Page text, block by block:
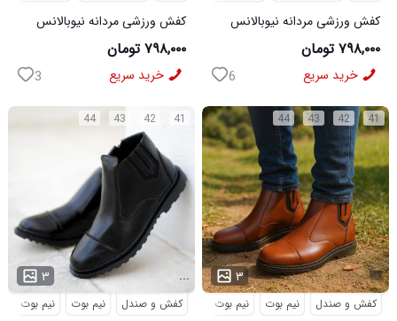
کفش ورزشی مردانه نیوبالانس
مدل NB مشکی
۷۹۸,۰۰۰ تومان
خرید سریع 3
کفش ورزشی مردانه نیوبالانس
مدل NB سفید
۷۹۸,۰۰۰ تومان
خرید سریع 6
41
42
43
44
۳ ...
کفش و صندل نیم بوت نیم بوت
41
42
43
44
۳
کفش و صندل نیم بوت نیم بوت مردانه